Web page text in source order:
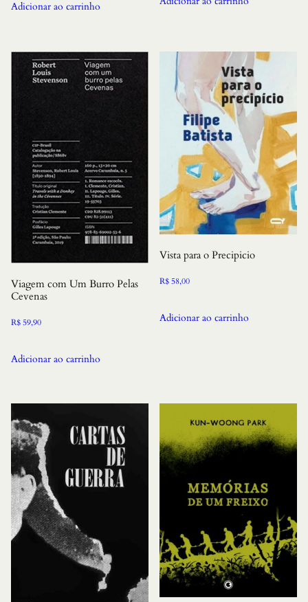
Adicionar ao carrinho
Viagem com Um Burro Pelas
Cevenas
R$59,90
Adicionar ao carrinho
Vista para o Precipicio
R$58,00
Adicionar ao carrinho